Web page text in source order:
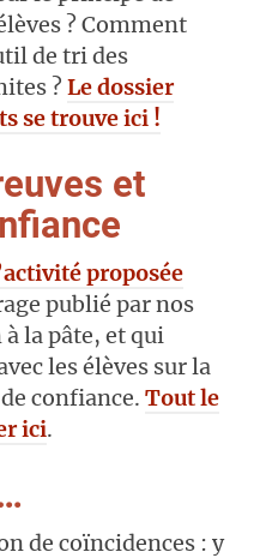
? Comment
de tri des
? Le dossier
se trouve ici !
et
proposée
publié par nos
la pâte, et qui
les élèves sur la
confiance. Tout le
ici.
de coïncidences : y